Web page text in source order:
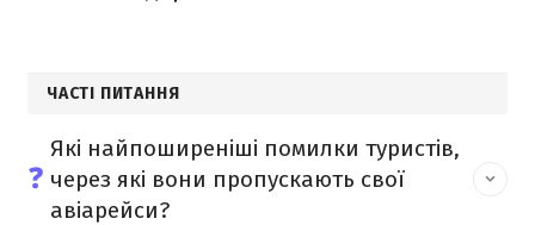
ЧАСТІ ПИТАННЯ
❓
Які найпоширеніші помилки туристів,
через які вони пропускають свої
авіарейси?